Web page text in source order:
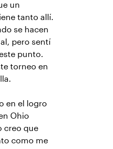
un
tanto allí.
se hacen
pero sentí
punto.
torneo en
en el logro
Ohio
creo que
como me